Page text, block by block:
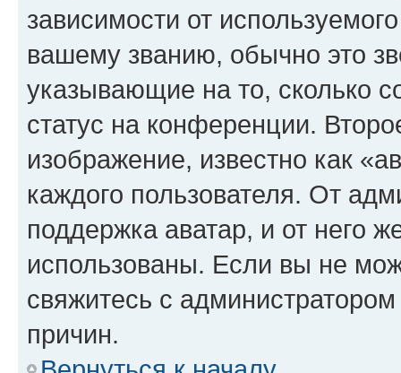
зависимости от
вашему званию, обычно это
указывающие на то, сколько
статус на конференции.
изображение, известно как
каждого пользователя. От
поддержка аватар, и от него
использованы. Если вы не
свяжитесь с
причин.